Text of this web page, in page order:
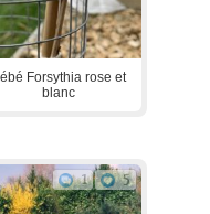
Forsythia rose et
blanc
1 5